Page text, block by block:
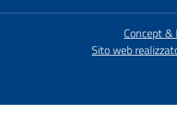
Concept &
Sito web